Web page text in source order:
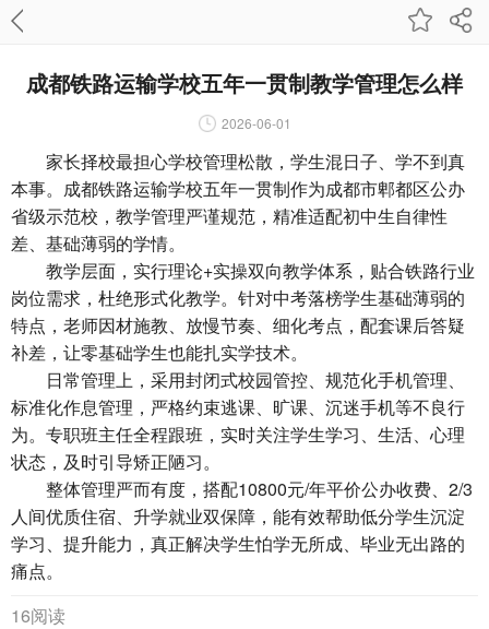
成都铁路运输学校五年一贯制教学管理怎么样
2026-06-01
家长择校最担心学校管理松散，学生混日子、学不到真
本事。成都铁路运输学校五年一贯制作为成都市郫都区公办
省级示范校，教学管理严谨规范，精准适配初中生自律性
差、基础薄弱的学情。
教学层面，实行理论+实操双向教学体系，贴合铁路行业
岗位需求，杜绝形式化教学。针对中考落榜学生基础薄弱的
特点，老师因材施教、放慢节奏、细化考点，配套课后答疑
补差，让零基础学生也能扎实学技术。
日常管理上，采用封闭式校园管控、规范化手机管理、
标准化作息管理，严格约束逃课、旷课、沉迷手机等不良行
为。专职班主任全程跟班，实时关注学生学习、生活、心理
状态，及时引导矫正陋习。
整体管理严而有度，搭配10800元/年平价公办收费、2/3
人间优质住宿、升学就业双保障，能有效帮助低分学生沉淀
学习、提升能力，真正解决学生怕学无所成、毕业无出路的
痛点。
16阅读